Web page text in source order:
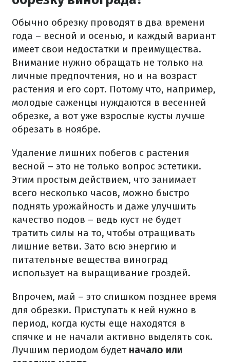
Обычно обрезку проводят в два времени
года – весной и осенью, и каждый вариант
имеет свои недостатки и преимущества.
Внимание нужно обращать не только на
личные предпочтения, но и на возраст
растения и его сорт. Потому что, например,
молодые саженцы нуждаются в весенней
обрезке, а вот уже взрослые кусты лучше
обрезать в ноябре.
Удаление лишних побегов с растения
весной – это не только вопрос эстетики.
Этим простым действием, что занимает
всего несколько часов, можно быстро
поднять урожайность и даже улучшить
качество подов – ведь куст не будет
тратить силы на то, чтобы отращивать
лишние ветви. Зато всю энергию и
питательные вещества виноград
использует на выращивание гроздей.
Впрочем, май – это слишком позднее время
для обрезки. Приступать к ней нужно в
период, когда кусты еще находятся в
спячке и не начали активно выделять сок.
Лучшим периодом будет начало или